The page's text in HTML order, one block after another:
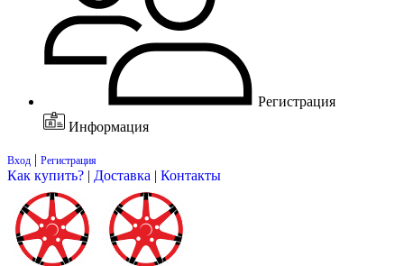
Регистрация
Информация
Вход | Регистрация
Как купить? | Доставка | Контакты